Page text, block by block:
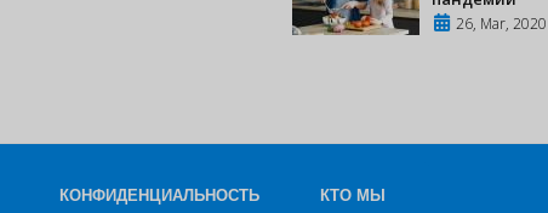
26, Mar, 2020
КОНФИДЕНЦИАЛЬНОСТЬ КТО МЫ